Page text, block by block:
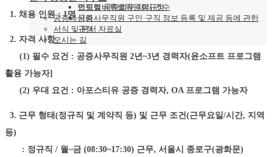
법령정비특별위원회규정
공증사무직원 구인·구직 정보 등록 및 제공 등에 관한
규정
오시는 길
연도별 공증업무 처리 건수
공증과신뢰
서식 및 문서 자료실
1. 채용 인원 : 1명
2. 자격 사항
(1) 필수 요건 : 공증사무직원 2년~3년 경력자(윤소프트 프로그램
활용 가능자]
(2) 우대 요건 : 아포스티유 공증 경력자, OA 프로그램 가능자
3. 근무 형태(정규직 및 계약직 등) 및 근무 조건(근무요일/시간, 지역
등)
: 정규직 / 월~금 (08:30~17:30) 근무, 서울시 종로구(광화문)